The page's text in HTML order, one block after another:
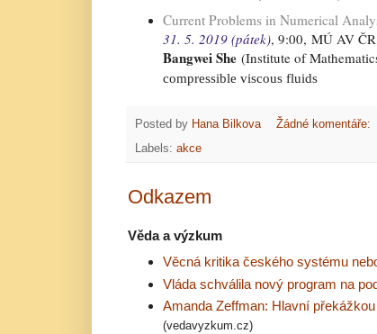
Current Problems in Numerical
31. 5. 2019 (pátek), 9:00, MÚ AV
Bangwei She (Institute of
compressible viscous fluids
Posted by Hana Bilkova
Žádné komentáře:
Labels: akce
Odkazem
Věda a výzkum
Věcná kritika českého systému
Vláda schválila nový program na
Amanda Zeffman: Hlavní
(vedavyzkum.cz)